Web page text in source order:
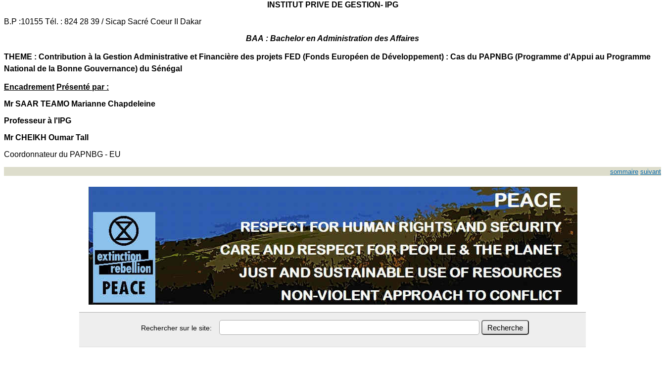
INSTITUT PRIVE DE GESTION- IPG
B.P :10155 Tél. : 824 28 39 / Sicap Sacré Coeur II Dakar
BAA : Bachelor en Administration des Affaires
THEME : Contribution à la Gestion Administrative et Financière des projets FED (Fonds Européen de Développement) : Cas du PAPNBG (Programme d'Appui au Programme
National de la Bonne Gouvernance) du Sénégal
Encadrement Présenté par :
Mr SAAR TEAMO Marianne Chapdeleine
Professeur à l'IPG
Mr CHEIKH Oumar Tall
Coordonnateur du PAPNBG - EU
sommaire suivant
Rechercher sur le site: